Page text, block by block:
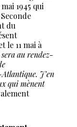
1945 qui
du
le 11 mai à
au rendez-
J’en
qui mènent